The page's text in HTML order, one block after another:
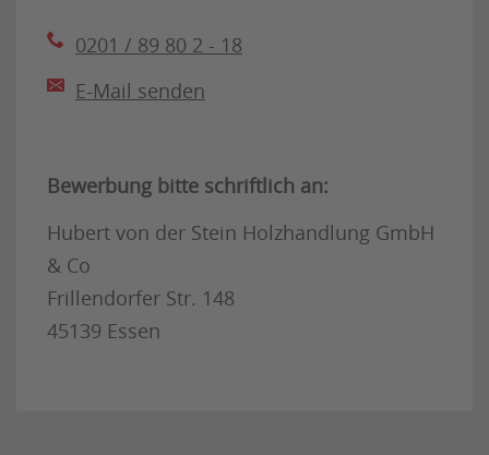
0201 / 89 80 2 - 18
E-Mail senden
Bewerbung bitte schriftlich an:
Hubert von der Stein Holzhandlung GmbH
& Co
Frillendorfer Str. 148
45139 Essen